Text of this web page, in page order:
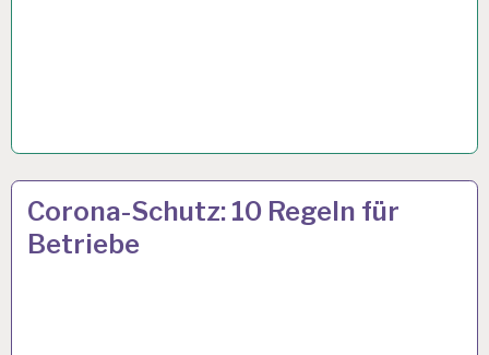
50PLUS…
Corona-Schutz: 10 Regeln für
Betriebe
17 APR. 2020